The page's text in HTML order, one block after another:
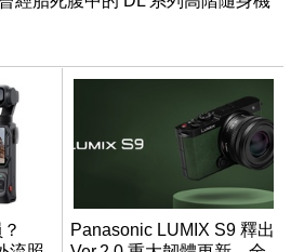
Panasonic LUMIX S9 釋出